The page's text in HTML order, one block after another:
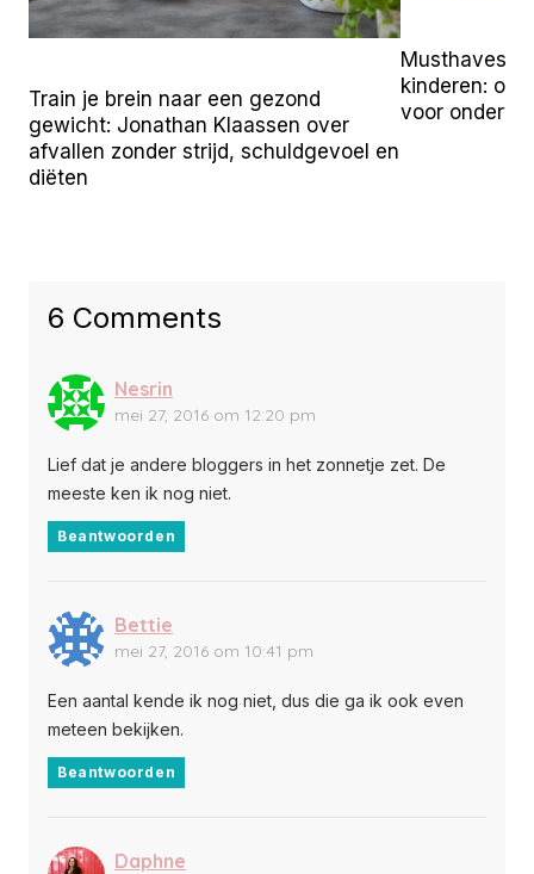
Train je brein naar een gezond
gewicht: Jonathan Klaassen over
afvallen zonder strijd, schuldgevoel en
diëten
Musthaves
kinderen:
voor
6 Comments
Nesrin
mei 27, 2016 om 12:20 pm
Lief dat je andere bloggers in het zonnetje zet. De
meeste ken ik nog niet.
Beantwoorden
Bettie
mei 27, 2016 om 10:41 pm
Een aantal kende ik nog niet, dus die ga ik ook even
meteen bekijken.
Beantwoorden
Daphne